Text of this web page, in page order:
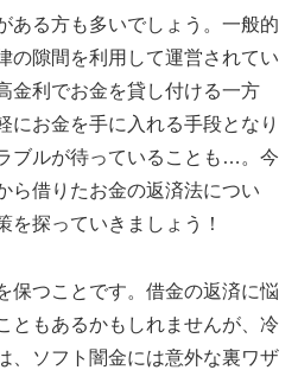
ある方も多いでしょう。一般的
の隙間を利用して運営されてい
金利でお金を貸し付ける一方
にお金を手に入れる手段となり
ブルが待っていることも…。今
ら借りたお金の返済法につい
を探っていきましょう！
保つことです。借金の返済に悩
ともあるかもしれませんが、冷
、ソフト闇金には意外な裏ワザ